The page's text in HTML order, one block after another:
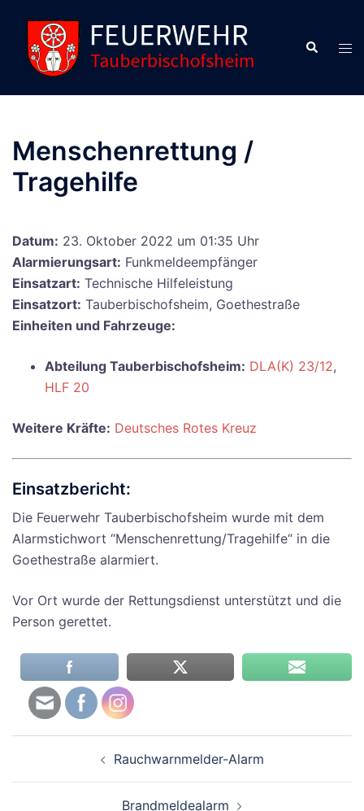
Inhalt
springen
Suche
Menschenrettung /
Tragehilfe
Datum: 23. Oktober 2022 um 01:35 Uhr
Alarmierungsart: Funkmeldeempfänger
Einsatzart: Technische Hilfeleistung
Einsatzort: Tauberbischofsheim, Goethestraße
Einheiten und Fahrzeuge:
Abteilung Tauberbischofsheim: DLA(K) 23/12,
HLF 20
Weitere Kräfte: Deutsches Rotes Kreuz
Einsatzbericht:
Die Feuerwehr Tauberbischofsheim wurde mit dem
Alarmstichwort “Menschenrettung/Tragehilfe“ in die
Goethestraße alarmiert.
Vor Ort wurde der Rettungsdienst unterstützt und die
Person gerettet.
Rauchwarnmelder-Alarm
Brandmeldealarm